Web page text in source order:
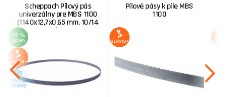
Scheppach Pílový pás
univerzálny pre MBS 1100
(1140x12,7x0,65 mm, 10/14
zubov)
-12 %
ZĽAVA
SERVIS+
AUTORIZOVANÝ
SERVIS
Pílové pásy k píle MBS
1100
SERVIS+